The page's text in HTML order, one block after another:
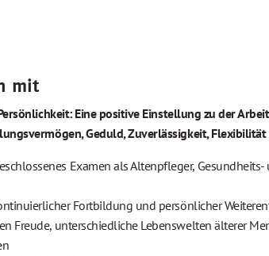
mit
Eine positive Einstellung zu der
Geduld, Zuverlässigkeit,
Examen als Altenpfleger,
Fortbildung und persönlicher
Freude, unterschiedliche Lebenswelten älterer